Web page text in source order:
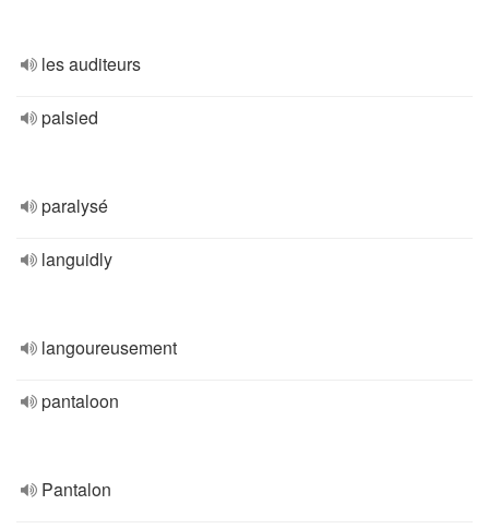
les auditeurs
palsied
paralysé
languidly
langoureusement
pantaloon
Pantalon